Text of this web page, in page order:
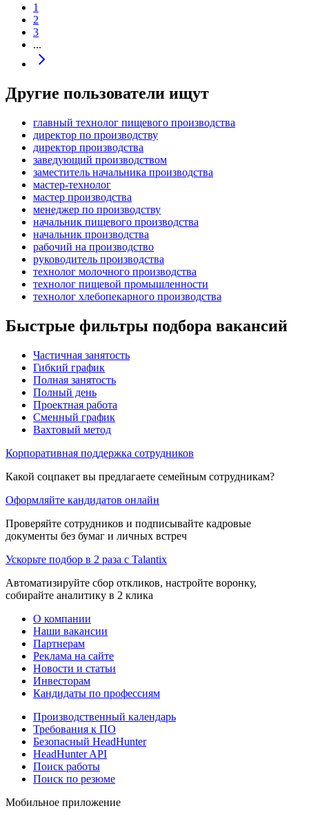
1
2
3
...
Другие пользователи ищут
главный технолог пищевого производства
директор по производству
директор производства
заведующий производством
заместитель начальника производства
мастер-технолог
мастер производства
менеджер по производству
начальник пищевого производства
начальник производства
рабочий на производство
руководитель производства
технолог молочного производства
технолог пищевой промышленности
технолог хлебопекарного производства
Быстрые фильтры подбора вакансий
Частичная занятость
Гибкий график
Полная занятость
Полный день
Проектная работа
Сменный график
Вахтовый метод
Корпоративная поддержка сотрудников
Какой соцпакет вы предлагаете семейным сотрудникам?
Оформляйте кандидатов онлайн
Проверяйте сотрудников и подписывайте кадровые
документы без бумаг и личных встреч
Ускорьте подбор в 2 раза с Talantix
Автоматизируйте сбор откликов, настройте воронку,
собирайте аналитику в 2 клика
О компании
Наши вакансии
Партнерам
Реклама на сайте
Новости и статьи
Инвесторам
Кандидаты по профессиям
Производственный календарь
Требования к ПО
Безопасный HeadHunter
HeadHunter API
Поиск работы
Поиск по резюме
Мобильное приложение